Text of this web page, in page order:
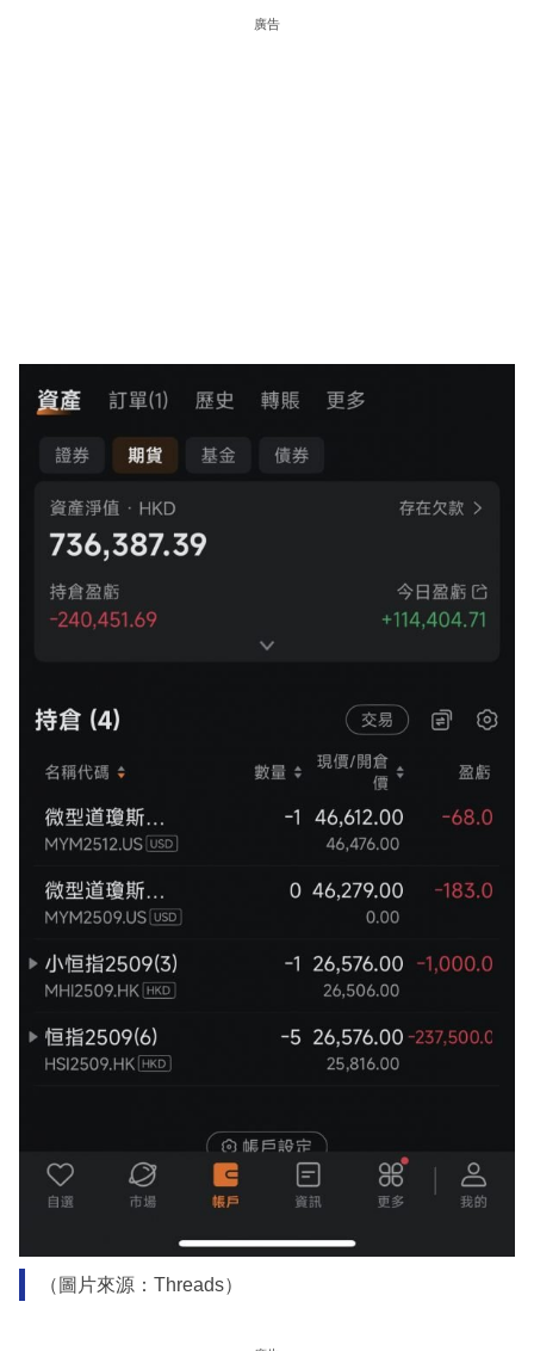
廣告
（圖片來源：Threads）